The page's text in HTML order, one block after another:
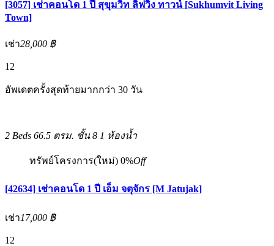
[3057] เช่าคอนโด 1 ปี สุขุมวิท ลิฟวิ่ง ทาวน์ [Sukhumvit Living
Town]
เช่า28,000 ฿
12
อัพเดตครั้งสุดท้ายมากกว่า 30 วัน
2 Beds 66.5 ตรม. ชั้น 8 1 ห้องน้ำ
ทรัพย์โครงการ(ใหม่) 0%Off
[42634] เช่าคอนโด 1 ปี เอ็ม จตุจักร [M Jatujak]
เช่า17,000 ฿
12